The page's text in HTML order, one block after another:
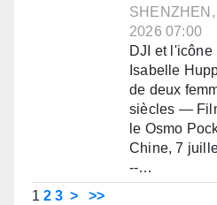
2026 07:00
DJI et
Isabelle
de deux
siècles —
le Osmo
Chine, 7
--…
1 2 3 > >>